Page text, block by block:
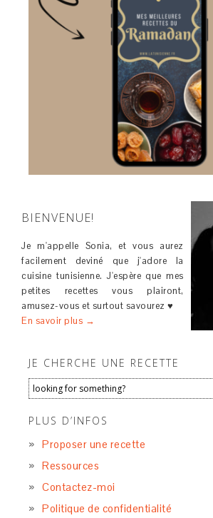
BIENVENUE!
Je m'appelle Sonia, et vous aurez
facilement deviné que j'adore la
cuisine tunisienne. J'espère que mes
petites recettes vous plairont,
amusez-vous et surtout savourez ♥
En savoir plus →
JE CHERCHE UNE RECETTE
PLUS D’INFOS
Proposer une recette
Ressources
Contactez-moi
Politique de confidentialité